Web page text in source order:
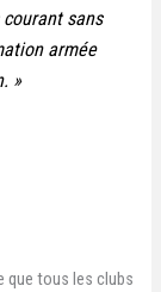
sans
armée
»
que tous les clubs